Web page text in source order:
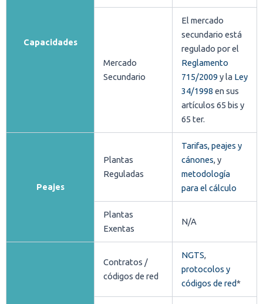
Capacidades
Mercado
Secundario
El mercado
secundario está
regulado por el
Reglamento
715/2009 y la Ley
34/1998 en sus
artículos 65 bis y
65 ter.
Peajes
Plantas
Reguladas
Tarifas, peajes y
cánones, y
metodología
para el cálculo
Plantas
Exentas
N/A
Contratos /
códigos de red
NGTS,
protocolos y
códigos de red*